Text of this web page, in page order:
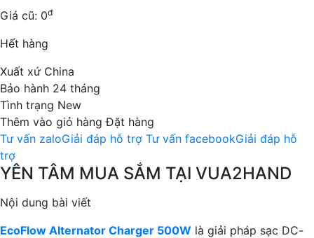
Giá cũ: 0đ
Hết hàng
Xuất xứ China
Bảo hành 24 tháng
Tình trạng New
Thêm vào giỏ hàng Đặt hàng
Tư vấn zaloGiải đáp hỗ trợ Tư vấn facebookGiải đáp hỗ
trợ
YÊN TÂM MUA SẮM TẠI VUA2HAND
Nội dung bài viết
EcoFlow Alternator Charger 500W là giải pháp sạc DC-